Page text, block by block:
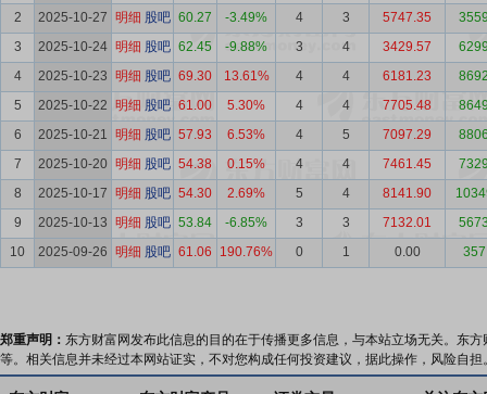
2
2025-10-27 明细 股吧 60.27 -3.49% 4 3 5747.35
3
2025-10-24 明细 股吧 62.45 -9.88% 3 4 3429.57
4
2025-10-23 明细 股吧 69.30 13.61% 4 4 6181.23
5
2025-10-22 明细 股吧 61.00 5.30% 4 4 7705.48
6
2025-10-21 明细 股吧 57.93 6.53% 4 5 7097.29
7
2025-10-20 明细 股吧 54.38 0.15% 4 4 7461.45
8
2025-10-17 明细 股吧 54.30 2.69% 5 4 8141.90
9
2025-10-13 明细 股吧 53.84 -6.85% 3 3 7132.01
10
2025-09-26 明细 股吧 61.06 190.76% 0 1 0.00
郑重声明： 东方财富网发布此信息的目的在于传播更多信息，与本站立场无关。东
等。相关信息并未经过本网站证实，不对您构成任何投资建议，据此操作，风险自担